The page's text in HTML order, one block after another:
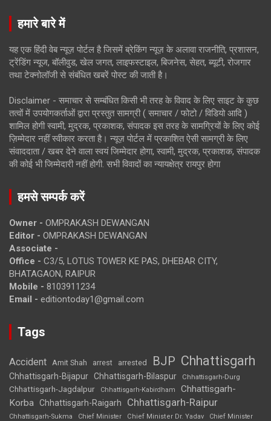
हमारे बारे में
यह एक हिंदी वेब न्यूज़ पोर्टल है जिसमें ब्रेकिंग न्यूज़ के अलावा राजनीति, प्रशासन,
ट्रेंडिंग न्यूज, बॉलीवुड, खेल जगत, लाइफस्टाइल, बिजनेस, सेहत, ब्यूटी, रोजगार
तथा टेक्नोलॉजी से संबंधित खबरें पोस्ट की जाती है।
Disclaimer - समाचार से सम्बंधित किसी भी तरह के विवाद के लिए साइट के कुछ
तत्वों में उपयोगकर्ताओं द्वारा प्रस्तुत सामग्री ( समाचार / फोटो / विडियो आदि )
शामिल होगी स्वामी, मुद्रक, प्रकाशक, संपादक इस तरह के सामग्रियों के लिए कोई
ज़िम्मेदार नहीं स्वीकार करता है। न्यूज़ पोर्टल में प्रकाशित ऐसी सामग्री के लिए
संवाददाता / खबर देने वाला स्वयं जिम्मेदार होगा, स्वामी, मुद्रक, प्रकाशक, संपादक
की कोई भी जिम्मेदारी नहीं होगी. सभी विवादों का न्यायक्षेत्र रायपुर होगा
हमसे सम्पर्क करें
Owner - OMPRAKASH DEWANGAN
Editor - OMPRAKASH DEWANGAN
Associate -
Office - C3/5, LOTUS TOWER KE PAS, DHEBAR CITY,
BHATAGAON, RAIPUR
Mobile - 8103911234
Email - editiontoday1@gmail.com
Tags
Accident Amit Shah arrest arrested BJP Chhattisgarh
Chhattisgarh-Bijapur Chhattisgarh-Bilaspur Chhattisgarh-Durg
Chhattisgarh-Jagdalpur Chhattisgarh-Kabirdham
Chhattisgarh-
Korba Chhattisgarh-Raigarh Chhattisgarh-Raipur
Chhattisgarh-Sukma Chief Minister Chief Minister Dr. Yadav Chief Minister